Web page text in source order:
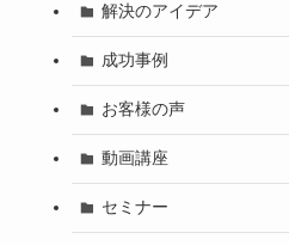
解決のアイデア
成功事例
お客様の声
動画講座
セミナー